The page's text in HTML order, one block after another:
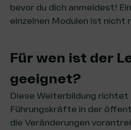
bevor du dich anmeldest!
einzelnen Modulen ist nicht
Für wen ist der
geeignet?
Diese Weiterbildung richtet
Führungskräfte in der
die Veränderungen